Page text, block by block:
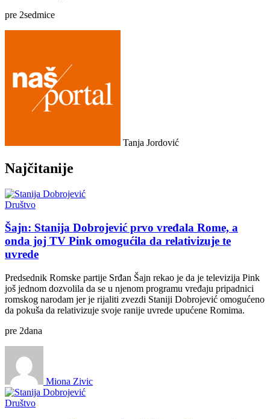
pre 2sedmice
Tanja Jordović
Najčitanije
Društvo
Šajn: Stanija Dobrojević prvo vređala Rome, a
onda joj TV Pink omogućila da relativizuje te
uvrede
Predsednik Romske partije Srđan Šajn rekao je da je televizija Pink
još jednom dozvolila da se u njenom programu vređaju pripadnici
romskog narodam jer je rijaliti zvezdi Staniji Dobrojević omogućeno
da pokuša da relativizuje svoje ranije uvrede upućene Romima.
pre 2dana
Miona Zivic
Društvo